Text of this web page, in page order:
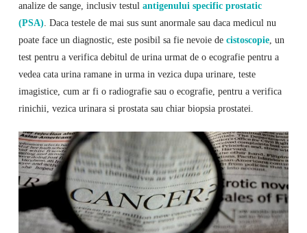
analize de sange, inclusiv testul antigenului specific prostatic
(PSA) . Daca testele de mai sus sunt anormale sau daca medicul nu
poate face un diagnostic, este posibil sa fie nevoie de cistoscopie, un
test pentru a verifica debitul de urina urmat de o ecografie pentru a
vedea cata urina ramane in urma in vezica dupa urinare, teste
imagistice, cum ar fi o radiografie sau o ecografie, pentru a verifica
rinichii, vezica urinara si prostata sau chiar biopsia prostatei.